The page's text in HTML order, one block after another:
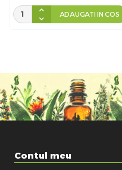
ADAUGATI IN COS
Contul meu